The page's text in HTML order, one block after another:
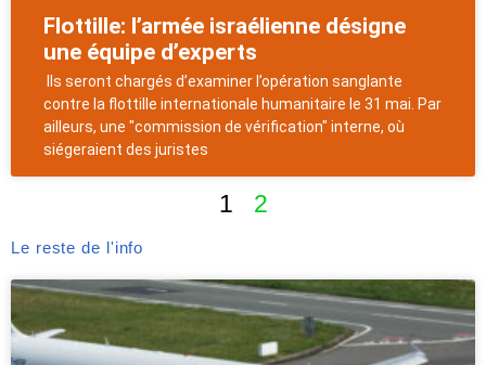
Flottille: l’armée israélienne désigne
une équipe d’experts
Ils seront chargés d’examiner l’opération sanglante
contre la flottille internationale humanitaire le 31 mai. Par
ailleurs, une "commission de vérification" interne, où
siégeraient des juristes
1 2
Le reste de l'info